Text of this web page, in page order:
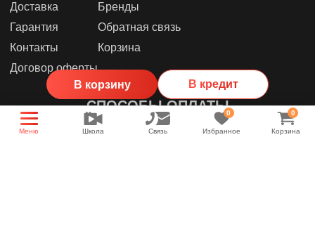
В корзину В кредит
Доставка
Гарантия
Контакты
Договор оферты
Бренды
Обратная связь
Корзина
СПОСОБЫ ОПЛАТЫ
Меню Школа Связь
0
Избранное
0
Корзина